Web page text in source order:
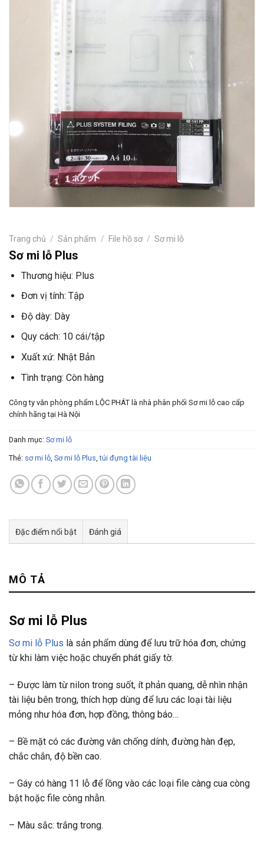
Trang chủ / Sản phẩm / File hồ sơ / Sơ mi lỗ
Sơ mi lỗ Plus
Thương hiệu: Plus
Đơn vị tính: Tập
Độ dày: Dày
Quy cách: 10 cái/tập
Xuất xứ: Nhật Bản
Tình trạng: Còn hàng
Công ty văn phòng phẩm LỘC PHÁT là nhà phân phối Sơ mi lỗ cao cấp
chính hãng tại Hà Nội
Danh mục: Sơ mi lỗ
Thẻ: sơ mi lỗ, Sơ mi lỗ Plus,túi đựng tài liệu
Đặc điểm nổi bật Đánh giá
MÔ TẢ
Sơ mi lỗ Plus
Sơ mi lỗ Plus là sản phẩm dùng để lưu trữ hóa đơn, chứng
từ khi làm việc hoặc chuyển phát giấy tờ.
– Được làm từ nilon trong suốt, ít phản quang, dễ nhìn nhận
tài liệu bên trong, thích hợp dùng để lưu các loại tài liệu
mỏng như hóa đơn, hợp đồng, thông báo…
– Bề mặt có các đường vân chống dính, đường hàn đẹp,
chắc chắn, độ bền cao.
– Gáy có hàng 11 lỗ để lồng vào các loại file càng cua còng
bật hoặc file còng nhẫn.
– Màu sắc: trắng trong.